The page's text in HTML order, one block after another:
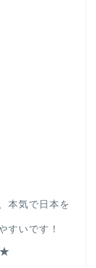
本気で日本を
すいです！
★